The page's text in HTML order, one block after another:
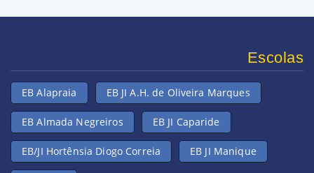
Escolas
EB Alapraia EB JI A.H. de Oliveira Marques
EB Almada Negreiros EB JI Caparide
EB/JI Hortênsia Diogo Correia EB JI Manique